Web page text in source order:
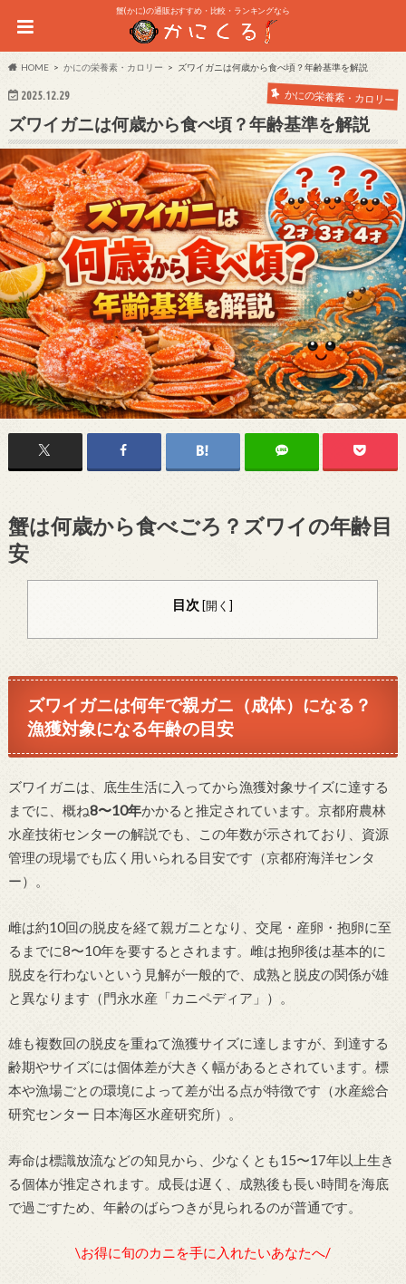
蟹(かに)の通販おすすめ・比較・ランキングなら
HOME かにの栄養素・カロリー ズワイガニは何歳から食べ頃？年齢基準を解説
2025.12.29 かにの栄養素・カロリー
ズワイガニは何歳から食べ頃？年齢基準を解説
蟹は何歳から食べごろ？ズワイの年齢目
安
目次 [開く]
ズワイガニは何年で親ガニ（成体）になる？
漁獲対象になる年齢の目安
ズワイガニは、底生生活に入ってから漁獲対象サイズに達する
までに、概ね8〜10年かかると推定されています。京都府農林
水産技術センターの解説でも、この年数が示されており、資源
管理の現場でも広く用いられる目安です（京都府海洋センタ
ー）。
雌は約10回の脱皮を経て親ガニとなり、交尾・産卵・抱卵に至
るまでに8〜10年を要するとされます。雌は抱卵後は基本的に
脱皮を行わないという見解が一般的で、成熟と脱皮の関係が雄
と異なります（門永水産「カニペディア」）。
雄も複数回の脱皮を重ねて漁獲サイズに達しますが、到達する
齢期やサイズには個体差が大きく幅があるとされています。標
本や漁場ごとの環境によって差が出る点が特徴です（水産総合
研究センター 日本海区水産研究所）。
寿命は標識放流などの知見から、少なくとも15〜17年以上生き
る個体が推定されます。成長は遅く、成熟後も長い時間を海底
で過ごすため、年齢のばらつきが見られるのが普通です。
\お得に旬のカニを手に入れたいあなたへ/